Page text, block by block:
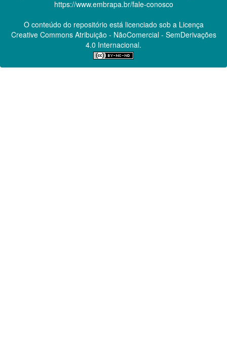
https://www.embrapa.br/fale-conosco
O conteúdo do repositório está licenciado sob a Licença
Creative CommonsAtribuição - NãoComercial - SemDerivações
4.0 Internacional.